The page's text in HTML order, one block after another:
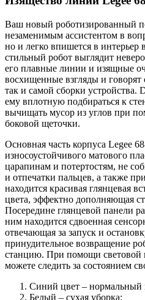
Ваш новый роботизированный
незаменимым ассистентом в
но и легко впишется в
стильный робот выглядит
его плавные линии и изящные
восхищенные взгляды и говорят
так и самой сборки устройства.
ему вплотную подбираться к
вычищать мусор из углов при
боковой щеточки.
Основная часть корпуса Legee
износоустойчивого матового
царапинам и потертостям, не
и отпечатки пальцев, а также
находится красивая глянцевая
цвета, эффектно дополняющая
Посередине глянцевой панели
ним находится сдвоенная
отвечающая за запуск и
принудительное возвращение
станцию. При помощи
можете следить за состоянием
Синий цвет – нормальный
Белый – сухая уборка;